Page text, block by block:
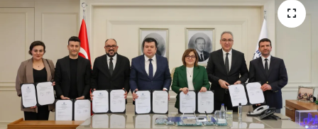
İletişim
Künye
Tüm Manşetler
Son Dakika Haberleri
Haber Arşivi